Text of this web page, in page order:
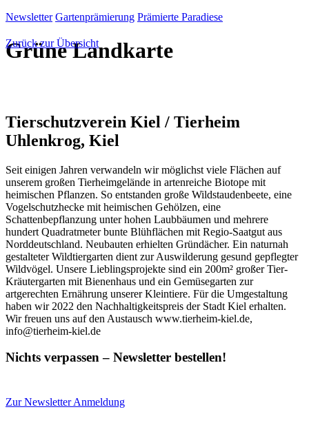
Newsletter Gartenprämierung Prämierte Paradiese
Grüne Landkarte
Zurück zur Übersicht
Tierschutzverein Kiel / Tierheim
Uhlenkrog, Kiel
Seit einigen Jahren verwandeln wir möglichst viele Flächen auf
unserem großen Tierheimgelände in artenreiche Biotope mit
heimischen Pflanzen. So entstanden große Wildstaudenbeete, eine
Vogelschutzhecke mit heimischen Gehölzen, eine
Schattenbepflanzung unter hohen Laubbäumen und mehrere
hundert Quadratmeter bunte Blühflächen mit Regio-Saatgut aus
Norddeutschland. Neubauten erhielten Gründächer. Ein naturnah
gestalteter Wildtiergarten dient zur Auswilderung gesund gepflegter
Wildvögel. Unsere Lieblingsprojekte sind ein 200m² großer Tier-
Kräutergarten mit Bienenhaus und ein Gemüsegarten zur
artgerechten Ernährung unserer Kleintiere. Für die Umgestaltung
haben wir 2022 den Nachhaltigkeitspreis der Stadt Kiel erhalten.
Wir freuen uns auf den Austausch www.tierheim-kiel.de,
info@tierheim-kiel.de
Nichts verpassen – Newsletter bestellen!
Zur Newsletter Anmeldung